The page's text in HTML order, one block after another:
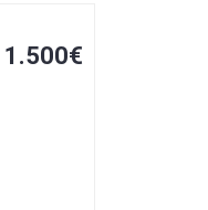
1.500€